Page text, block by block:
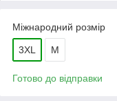
Міжнародний розмір
3XL M
Готово до відправки